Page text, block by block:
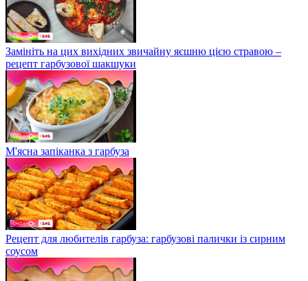
Замініть на цих вихідних звичайну яєшню цією стравою –
рецепт гарбузової шакшуки
М'ясна запіканка з гарбуза
Рецепт для любителів гарбуза: гарбузові палички із сирним
соусом